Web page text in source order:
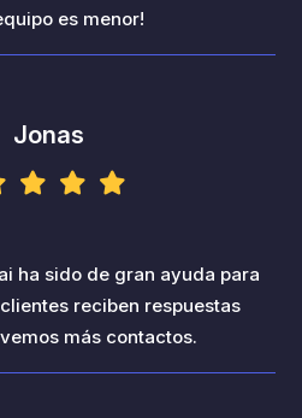
es menor!
Jonas
ha sido de gran ayuda para
reciben respuestas
más contactos.